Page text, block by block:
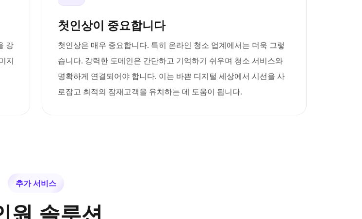
강
지
첫인상이 중요합니다
첫인상은 매우 중요합니다. 특히 온라인 청소 업계에서는 더욱 그렇
습니다. 강력한 도메인은 간단하고 기억하기 쉬우며 청소 서비스와
명확하게 연결되어야 합니다. 이는 바쁜 디지털 세상에서 시선을 사
로잡고 최적의 잠재고객을 유치하는 데 도움이 됩니다.
추가 서비스
원 솔루션